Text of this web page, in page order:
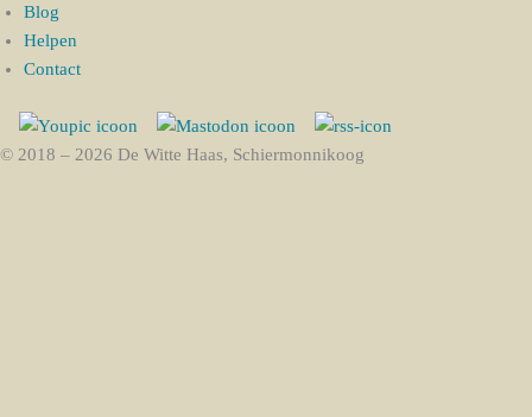
Blog
Helpen
Contact
© 2018 – 2026 De Witte Haas, Schiermonnikoog